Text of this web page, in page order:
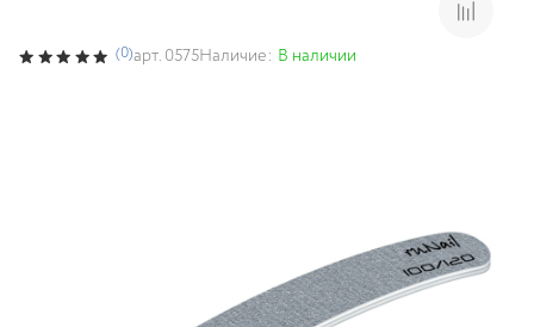
(0)арт.0575Наличие: В наличии